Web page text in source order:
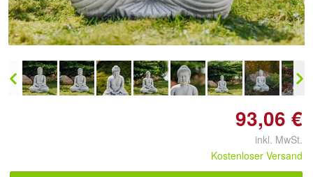
vergrößern
93,06 €
inkl. MwSt.
Kostenloser Versand